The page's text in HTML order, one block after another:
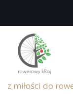
z miłości do